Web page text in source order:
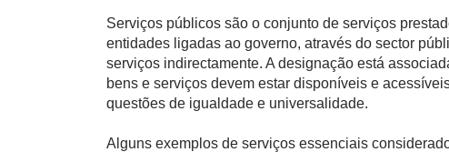
Serviços públicos são o conjunto de serviços
entidades ligadas ao governo, através do sector
serviços indirectamente. A designação está
bens e serviços devem estar disponíveis e
questões de igualdade e universalidade.
Alguns exemplos de serviços essenciais